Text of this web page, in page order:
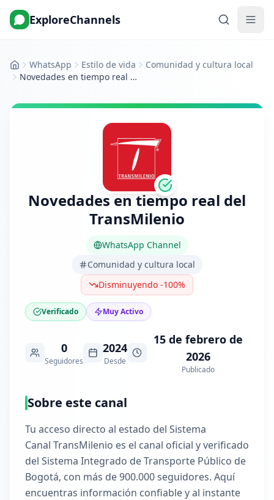
ExploreChannels
InicioWhatsApp Estilo de vida
Comunidad y cultura local
Novedades en tiempo real del TransMilenio
Novedades en tiempo real del
TransMilenio
WhatsApp Channel
Comunidad y cultura local
Disminuyendo -100%
Verificado Muy Activo
0
Seguidores
2024
Desde
15 de febrero de
2026
Publicado
Sobre este canal
Tu acceso directo al estado del Sistema
Canal TransMilenio es el canal oficial y verificado
del Sistema Integrado de Transporte Público de
Bogotá, con más de 900.000 seguidores. Aquí
encuentras información confiable y al instante